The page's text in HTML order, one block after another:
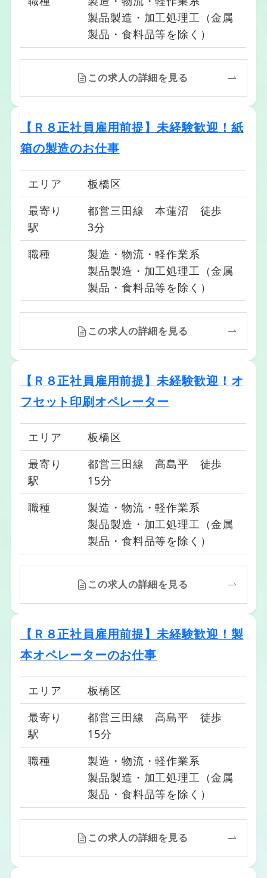
製品製造・加工処理工（金属
製品・食料品等を除く）
この求人の詳細を見る
【Ｒ８正社員雇用前提】未経験歓迎！紙
箱の製造のお仕事
エリア
板橋区
最寄り
駅
都営三田線 本蓮沼 徒歩
3分
職種
製造・物流・軽作業系
製品製造・加工処理工（金属
製品・食料品等を除く）
この求人の詳細を見る
【Ｒ８正社員雇用前提】未経験歓迎！オ
フセット印刷オペレーター
エリア
板橋区
最寄り
駅
都営三田線 高島平 徒歩
15分
職種
製造・物流・軽作業系
製品製造・加工処理工（金属
製品・食料品等を除く）
この求人の詳細を見る
【Ｒ８正社員雇用前提】未経験歓迎！製
本オペレーターのお仕事
エリア
板橋区
最寄り
駅
都営三田線 高島平 徒歩
15分
職種
製造・物流・軽作業系
製品製造・加工処理工（金属
製品・食料品等を除く）
この求人の詳細を見る